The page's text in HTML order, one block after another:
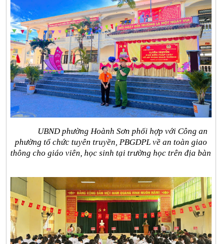
UBND phường Hoành Sơn phối hợp với Công an
phường tổ chức tuyên truyền, PBGDPL về an toàn giao
thông cho giáo viên, học sinh tại trường học trên địa bàn